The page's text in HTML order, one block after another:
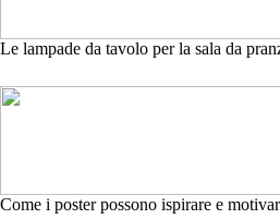
Le lampade da tavolo per la sala da
Come i poster possono ispirare e